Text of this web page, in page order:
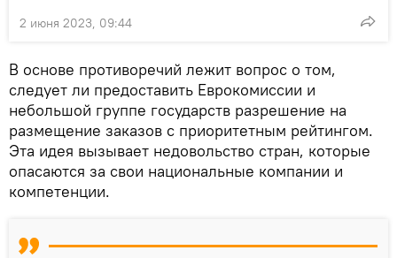
2 июня 2023, 09:44
В основе противоречий лежит вопрос о том,
следует ли предоставить Еврокомиссии и
небольшой группе государств разрешение на
размещение заказов с приоритетным рейтингом.
Эта идея вызывает недовольство стран, которые
опасаются за свои национальные компании и
компетенции.